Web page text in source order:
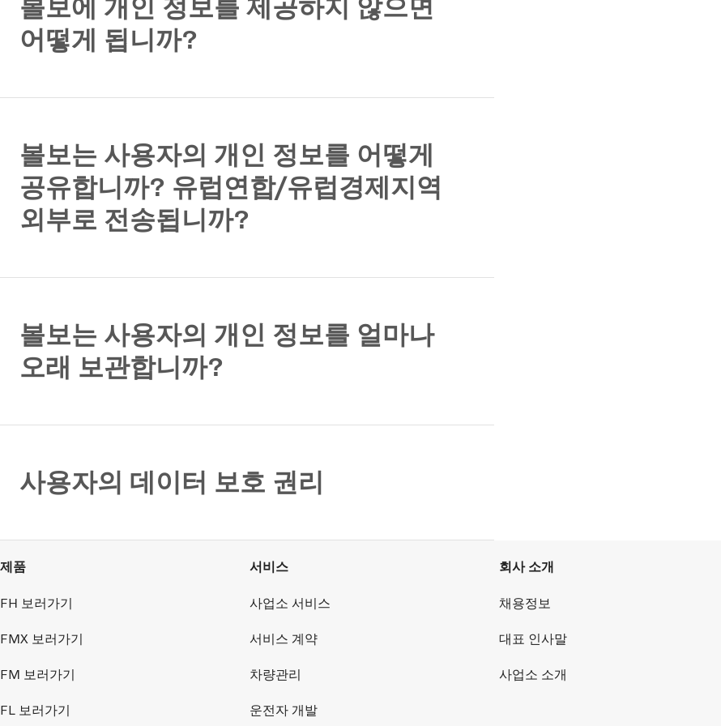
볼보에 개인 정보를 제공하지 않으면
어떻게 됩니까?
볼보는 사용자의 개인 정보를 어떻게
공유합니까? 유럽연합/유럽경제지역
외부로 전송됩니까?
볼보는 사용자의 개인 정보를 얼마나
오래 보관합니까?
사용자의 데이터 보호 권리
제품
FH 보러가기
FMX 보러가기
FM 보러가기
FL 보러가기
서비스
사업소 서비스
서비스 계약
차량관리
운전자 개발
회사 소개
채용정보
대표 인사말
사업소 소개